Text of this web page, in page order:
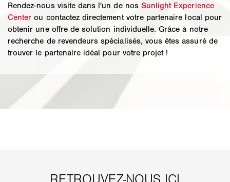
Rendez-nous visite dans l'un de nos Sunlight Experience
Center ou contactez directement votre partenaire local pour
obtenir une offre de solution individuelle. Grâce à notre
recherche de revendeurs spécialisés, vous êtes assuré de
trouver le partenaire idéal pour votre projet !